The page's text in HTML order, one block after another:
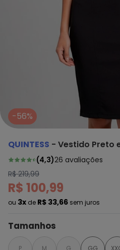
-56%
QUINTESS - Vestido Preto
(4,3)26 avaliações
R$ 219,99
R$ 100,99
ou 3x de R$ 33,66 sem juros
Tamanhos